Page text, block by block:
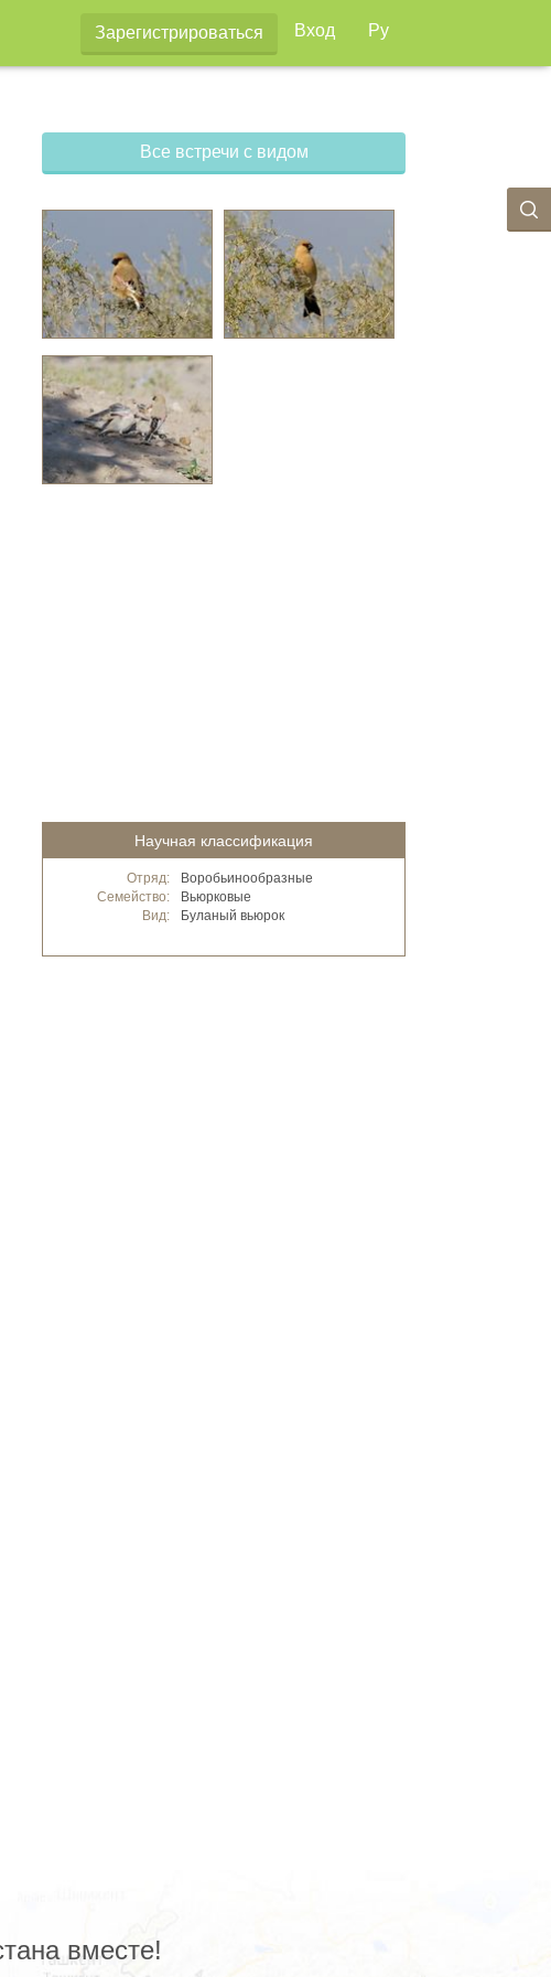
Зарегистрироваться Вход Ру
Все встречи с видом
Научная классификация
Отряд:
Воробьинообразные
Семейство:
Вьюрковые
Вид:
Буланый вьюрок
вместе!